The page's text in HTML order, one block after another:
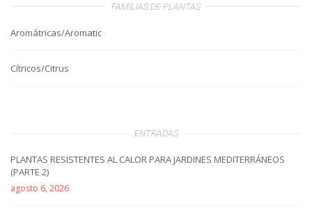
FAMILIAS DE PLANTAS
Aromátricas/Aromatic
Cítricos/Citrus
ENTRADAS
PLANTAS RESISTENTES AL CALOR PARA JARDINES MEDITERRÁNEOS
(PARTE 2)
agosto 6, 2026